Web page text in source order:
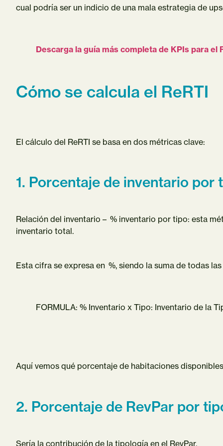
cual podría ser un indicio de una mala estrategia de
Descarga la guía más completa de KPIs para
Cómo se calcula el ReRTI
El cálculo del ReRTI se basa en dos métricas clave:
1. Porcentaje de inventario por
Relación del inventario – % inventario por tipo: esta
inventario total.
Esta cifra se expresa en %, siendo la suma de todas
FORMULA: % Inventario x Tipo: Inventario de la
Aquí vemos qué porcentaje de habitaciones
2. Porcentaje de RevPar por
Sería la contribución de la tipología en el RevPar.